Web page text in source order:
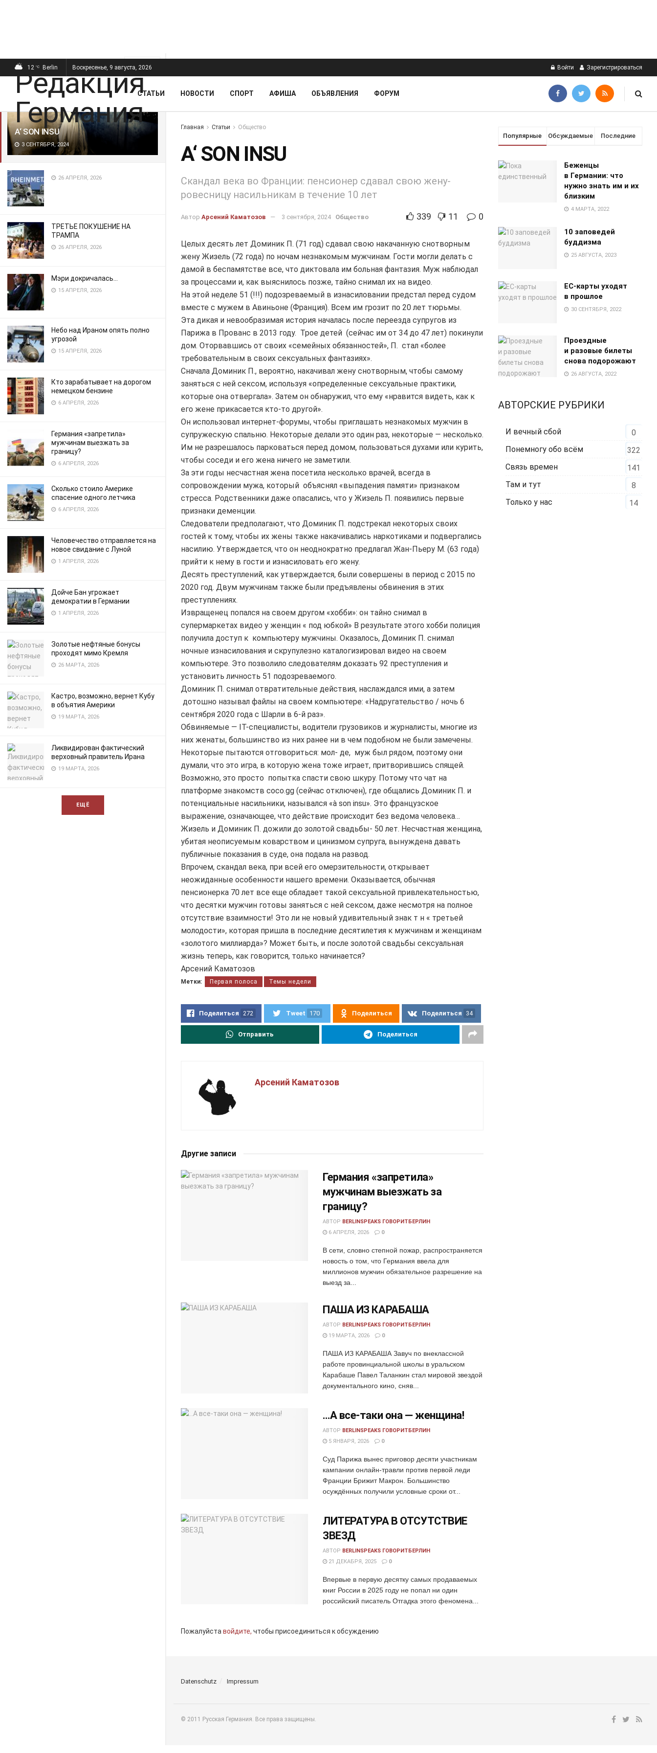
ПОСЛЕДНИЕ
A‘ SON INSU
3 СЕНТЯБРЯ, 2024
26 АПРЕЛЯ, 2026
ТРЕТЬЕ ПОКУШЕНИЕ НА
ТРАМПА
26 АПРЕЛЯ, 2026
Мэри докричалась…
15 АПРЕЛЯ, 2026
Небо над Ираном опять полно
угрозой
15 АПРЕЛЯ, 2026
Кто зарабатывает на дорогом
немецком бензине
6 АПРЕЛЯ, 2026
Германия «запретила»
мужчинам выезжать за
границу?
6 АПРЕЛЯ, 2026
Сколько стоило Америке
спасение одного летчика
6 АПРЕЛЯ, 2026
Человечество отправляется на
новое свидание с Луной
1 АПРЕЛЯ, 2026
Дойче Бан угрожает
демократии в Германии
1 АПРЕЛЯ, 2026
Золотые нефтяные бонусы
проходят мимо Кремля
26 МАРТА, 2026
Кастро, возможно, вернет Кубу
в объятия Америки
19 МАРТА, 2026
Ликвидирован фактический
верховный правитель Ирана
19 МАРТА, 2026
ЕЩЁ
12 °C Berlin Воскресенье, 9 августа, 2026 Войти Зарегистрироваться
СТАТЬИ НОВОСТИ СПОРТ АФИША ОБЪЯВЛЕНИЯ ФОРУМ
Главная Статьи Общество
A‘ SON INSU
Скандал века во Франции: пенсионер сдавал свою жену-
ровесницу насильникам в течение 10 лет
Автор Арсений Каматозов 3 сентября, 2024 Общество 339 11 0
Целых десять лет Доминик П. (71 год) сдавал свою накачанную снотворным
жену Жизель (72 года) по ночам незнакомым мужчинам. Гости могли делать с
дамой в беспамятстве все, что диктовала им больная фантазия. Муж наблюдал
за процессами и, как выяснилось позже, тайно снимал их на видео.
На этой неделе 51 (!!!) подозреваемый в изнасиловании предстал перед судом
вместе с мужем в Авиньоне (Франция). Всем им грозит по 20 лет тюрьмы.
Эта дикая и невообразимая история началась после переезда супругов из
Парижа в Прованс в 2013 году. Трое детей (сейчас им от 34 до 47 лет) покинули
дом. Оторвавшись от своих «семейных обязанностей», П. стал «более
требовательным в своих сексуальных фантазиях».
Сначала Доминик П., вероятно, накачивал жену снотворным, чтобы самому
заняться с ней сексом, используя «определенные сексуальные практики,
которые она отвергала». Затем он обнаружил, что ему «нравится видеть, как к
его жене прикасается кто-то другой».
Он использовал интернет-форумы, чтобы приглашать незнакомых мужчин в
супружескую спальню. Некоторые делали это один раз, некоторые — несколько.
Им не разрешалось парковаться перед домом, пользоваться духами или курить,
чтобы соседи и его жена ничего не заметили.
За эти годы несчастная жена посетила несколько врачей, всегда в
сопровождении мужа, который объяснял «выпадения памяти» признаком
стресса. Родственники даже опасались, что у Жизель П. появились первые
признаки деменции.
Следователи предполагают, что Доминик П. подстрекал некоторых своих
гостей к тому, чтобы их жены также накачивались наркотиками и подвергались
насилию. Утверждается, что он неоднократно предлагал Жан-Пьеру М. (63 года)
прийти к нему в гости и изнасиловать его жену.
Десять преступлений, как утверждается, были совершены в период с 2015 по
2020 год. Двум мужчинам также были предъявлены обвинения в этих
преступлениях.
Извращенец попался на своем другом «хобби»: он тайно снимал в
супермаркетах видео у женщин « под юбкой» В результате этого хобби полиция
получила доступ к компьютеру мужчины. Оказалось, Доминик П. снимал
ночные изнасилования и скрупулезно каталогизировал видео на своем
компьютере. Это позволило следователям доказать 92 преступления и
установить личность 51 подозреваемого.
Доминик П. снимал отвратительные действия, наслаждался ими, а затем
дотошно называл файлы на своем компьютере: «Надругательство / ночь 6
сентября 2020 года с Шарли в 6-й раз».
Обвиняемые — IT-специалисты, водители грузовиков и журналисты, многие из
них женаты, большинство из них ранее ни в чем подобном не были замечены.
Некоторые пытаются отговориться: мол- де, муж был рядом, поэтому они
думали, что это игра, в которую жена тоже играет, притворившись спящей.
Возможно, это просто попытка спасти свою шкуру. Потому что чат на
платформе знакомств coco.gg (сейчас отключен), где общались Доминик П. и
потенциальные насильники, назывался «à son insu». Это французское
выражение, означающее, что действие происходит без ведома человека…
Жизель и Доминик П. дожили до золотой свадьбы- 50 лет. Несчастная женщина,
убитая неописуемым коварством и цинизмом супруга, вынуждена давать
публичные показания в суде, она подала на развод.
Впрочем, скандал века, при всей его омерзительности, открывает
неожиданные особенности нашего времени. Оказывается, обычная
пенсионерка 70 лет все еще обладает такой сексуальной привлекательностью,
что десятки мужчин готовы заняться с ней сексом, даже несмотря на полное
отсутствие взаимности! Это ли не новый удивительный знак т н « третьей
молодости», которая пришла в последние десятилетия к мужчинам и женщинам
«золотого миллиарда»? Может быть, и после золотой свадьбы сексуальная
жизнь теперь, как говорится, только начинается?
Арсений Каматозов
Метки: Первая полоса Темы недели
Поделиться 272 Tweet 170 Поделиться Поделиться 34
Отправить Поделиться
Арсений Каматозов
Другие записи
Германия «запретила»
мужчинам выезжать за
границу?
АВТОР BERLINSPEAKS ГОВОРИТБЕРЛИН
6 АПРЕЛЯ, 2026
0
В сети, словно степной пожар, распространяется
новость о том, что Германия ввела для
миллионов мужчин обязательное разрешение на
выезд за...
ПАША ИЗ КАРАБАША
АВТОР BERLINSPEAKS ГОВОРИТБЕРЛИН
19 МАРТА, 2026
0
ПАША ИЗ КАРАБАША Завуч по внеклассной
работе провинциальной школы в уральском
Карабаше Павел Таланкин стал мировой звездой
документального кино, сняв...
…А все-таки она — женщина!
АВТОР BERLINSPEAKS ГОВОРИТБЕРЛИН
5 ЯНВАРЯ, 2026
0
Суд Парижа вынес приговор десяти участникам
кампании онлайн-травли против первой леди
Франции Брижит Макрон. Большинство
осуждённых получили условные сроки от...
ЛИТЕРАТУРА В ОТСУТСТВИЕ
ЗВЕЗД
АВТОР BERLINSPEAKS ГОВОРИТБЕРЛИН
21 ДЕКАБРЯ, 2025
0
Впервые в первую десятку самых продаваемых
книг России в 2025 году не попал ни один
российский писатель Отгадка этого феномена...
Пожалуйста войдите, чтобы присоединиться к обсуждению
Популярные Обсуждаемые Последние
Беженцы
в Германии: что
нужно знать им и их
близким
4 МАРТА, 2022
10 заповедей
буддизма
25 АВГУСТА, 2023
EC-карты уходят
в прошлое
30 СЕНТЯБРЯ, 2022
Проездные
и разовые билеты
снова подорожают
26 АВГУСТА, 2022
АВТОРСКИЕ РУБРИКИ
И вечный сбой
0
Понемногу обо всём
322
Связь времен
141
Там и тут
8
Только у нас
14
Datenschutz Impressum
© 2011 Русская Германия. Все права защищены.